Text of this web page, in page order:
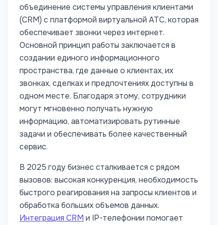
объединение системы управления клиентами
(CRM) с платформой виртуальной АТС, которая
обеспечивает звонки через интернет.
Основной принцип работы заключается в
создании единого информационного
пространства, где данные о клиентах, их
звонках, сделках и предпочтениях доступны в
одном месте. Благодаря этому, сотрудники
могут мгновенно получать нужную
информацию, автоматизировать рутинные
задачи и обеспечивать более качественный
сервис.
В 2025 году бизнес сталкивается с рядом
вызовов: высокая конкуренция, необходимость
быстрого реагирования на запросы клиентов и
обработка больших объемов данных.
Интеграция CRM и IP-телефонии помогает